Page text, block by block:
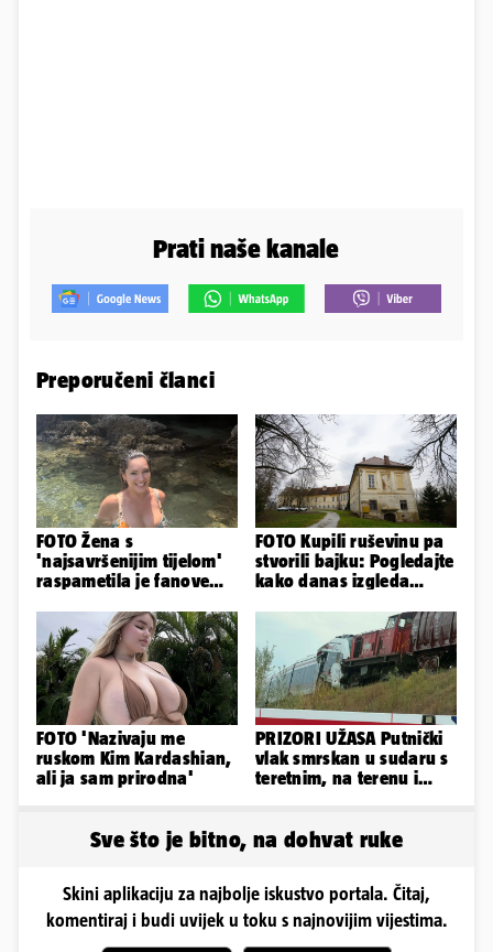
Prati naše kanale
Preporučeni članci
FOTO Žena s
'najsavršenijim tijelom'
raspametila je fanove
FOTO Kupili ruševinu pa
stvorili bajku: Pogledajte
kako danas izgleda
FOTO 'Nazivaju me
ruskom Kim Kardashian,
ali ja sam prirodna'
PRIZORI UŽASA Putnički
vlak smrskan u sudaru s
teretnim, na terenu i
Sve što je bitno, na dohvat ruke
Skini aplikaciju za najbolje iskustvo portala. Čitaj,
komentiraj i budi uvijek u toku s najnovijim vijestima.